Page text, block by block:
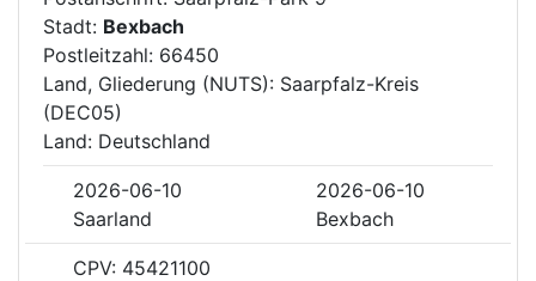
Stadt: Bexbach
Postleitzahl: 66450
Land, Gliederung (NUTS): Saarpfalz-Kreis
(DEC05)
Land: Deutschland
2026-06-10
2026-06-10
Saarland
Bexbach
CPV: 45421100